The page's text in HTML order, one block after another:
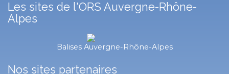
Les sites de l'ORS Auvergne-Rhône-
Alpes
Balises Auvergne-Rhône-Alpes
Nos sites partenaires